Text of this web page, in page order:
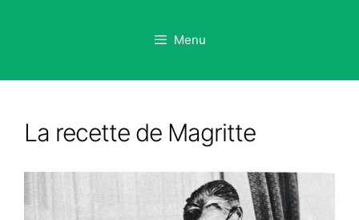
Menu
La recette de Magritte